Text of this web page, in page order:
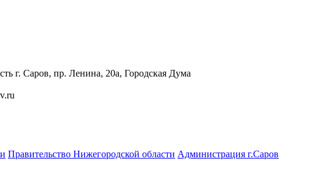
г. Саров, пр. Ленина, 20а, Городская Дума
Правительство Нижегородской области Администрация г.Саров